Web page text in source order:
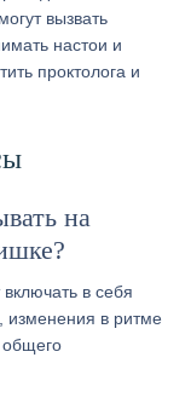
вызвать
настои и
проктолога и
на
в себя
изменения в ритме
общего